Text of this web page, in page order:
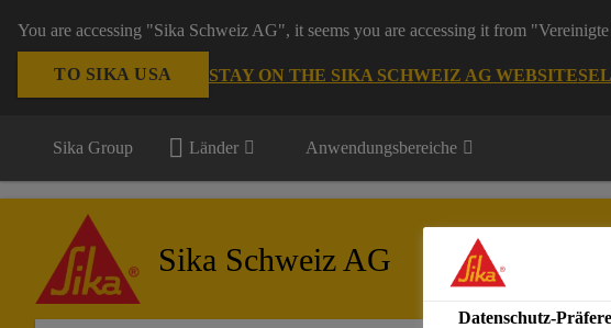
You are accessing "Sika Schweiz AG", it seems you are accessing it from
TO SIKA USA STAY ON THE SIKA SCHWEIZ AG WEBSITE
Sika Group Länder Anwendungsbereiche
Sika Schweiz AG
Datenschutz-